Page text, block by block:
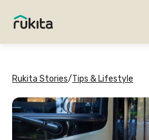
Rukita Stories/Tips & Lifestyle